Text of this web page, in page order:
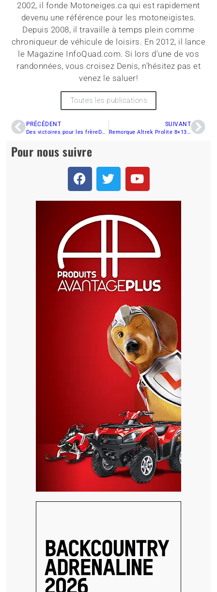
2002, il fonde Motoneiges.ca qui est rapidement
devenu une référence pour les motoneigistes.
Depuis 2008, il travaille à temps plein comme
chroniqueur de véhicule de loisirs. En 2012, il lance
le Magazine InfoQuad.com. Si lors d'une de vos
randonnées, vous croisez Denis, n'hésitez pas et
venez le saluer!
Toutes les publications
PRÉCÉDENT
Des victoires pour les frèreDes victoires pour les frères Dave et s Dave et
SUIVANT
Remorque Altrek Prolite 8×13: Deux ans, et près de 10 000 km parcourus!
Pour nous suivre